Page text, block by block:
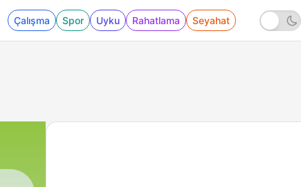
Çalışma Spor Uyku Rahatlama Seyahat